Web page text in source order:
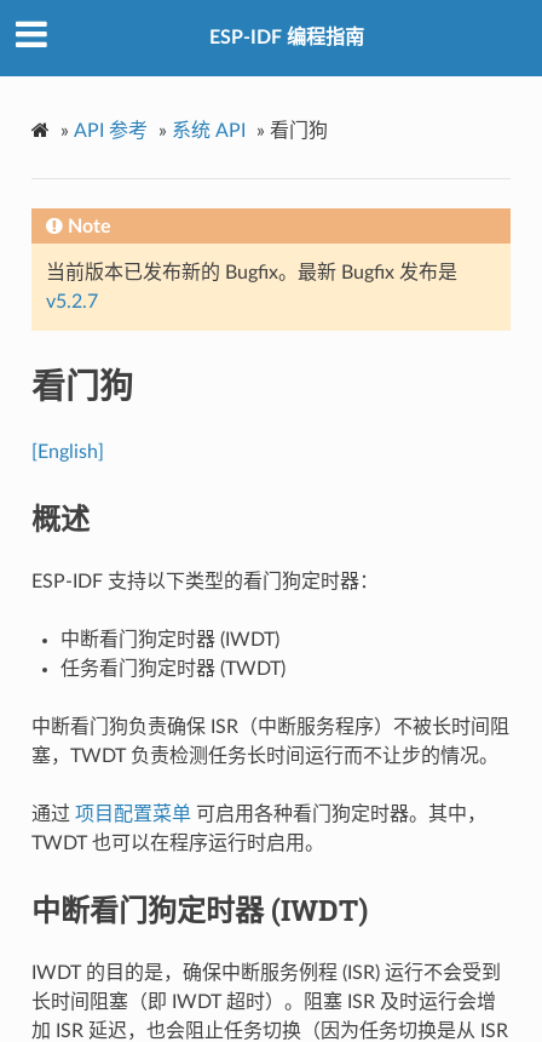
ESP-IDF 编程指南
» API 参考 » 系统 API » 看门狗
Note
当前版本已发布新的 Bugfix。最新 Bugfix 发布是
v5.2.7
看门狗
[English]
概述
ESP-IDF 支持以下类型的看门狗定时器：
中断看门狗定时器 (IWDT)
任务看门狗定时器 (TWDT)
中断看门狗负责确保 ISR（中断服务程序）不被长时间阻
塞，TWDT 负责检测任务长时间运行而不让步的情况。
通过 项目配置菜单可启用各种看门狗定时器。其中，
TWDT 也可以在程序运行时启用。
中断看门狗定时器 (IWDT)
IWDT 的目的是，确保中断服务例程 (ISR) 运行不会受到
长时间阻塞（即 IWDT 超时）。阻塞 ISR 及时运行会增
加 ISR 延迟，也会阻止任务切换（因为任务切换是从 ISR